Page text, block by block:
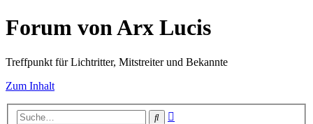
Forum von Arx Lucis
Treffpunkt für Lichtritter, Mitstreiter und Bekannte
Zum Inhalt
Suche